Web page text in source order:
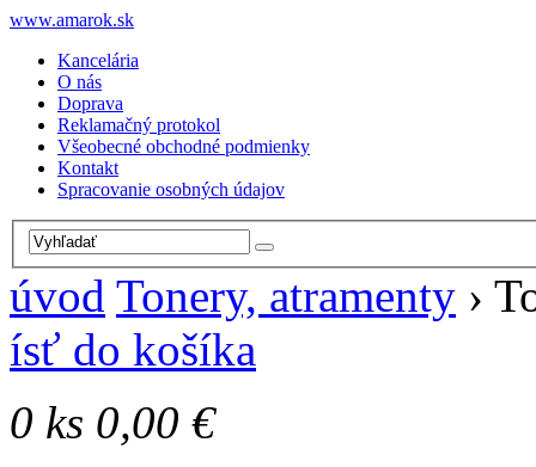
www.amarok.sk
Kancelária
O nás
Doprava
Reklamačný protokol
Všeobecné obchodné podmienky
Kontakt
Spracovanie osobných údajov
úvod Tonery, atramenty ›
ísť do košíka
0 ks 0,00 €